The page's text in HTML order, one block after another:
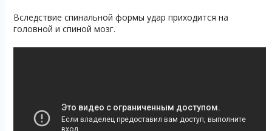
Вследствие спинальной формы удар приходится на
головной и спиной мозг.